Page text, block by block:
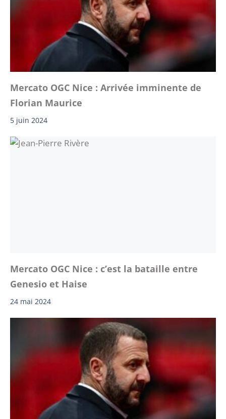
Mercato OGC Nice : Arrivée imminente de
Florian Maurice
5 juin 2024
Mercato OGC Nice : c’est la bataille entre
Genesio et Haise
24 mai 2024